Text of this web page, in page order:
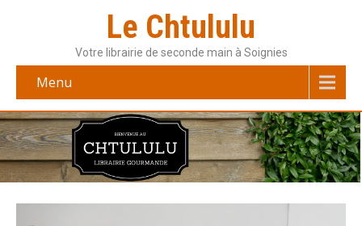
Le Chtululu
Votre librairie de seconde main à Soignies
Menu